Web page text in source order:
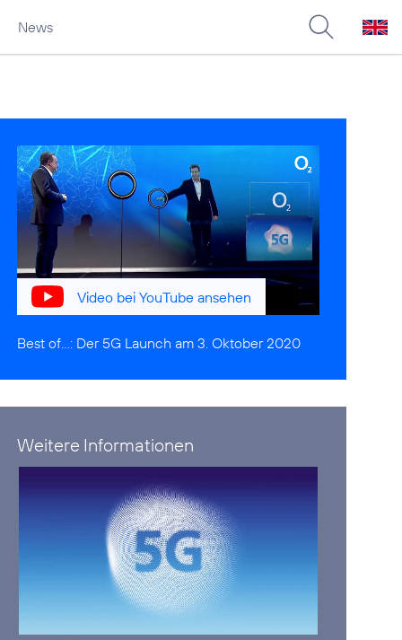
News
Video bei YouTube ansehen
Best of...: Der 5G Launch am 3. Oktober 2020
Weitere Informationen